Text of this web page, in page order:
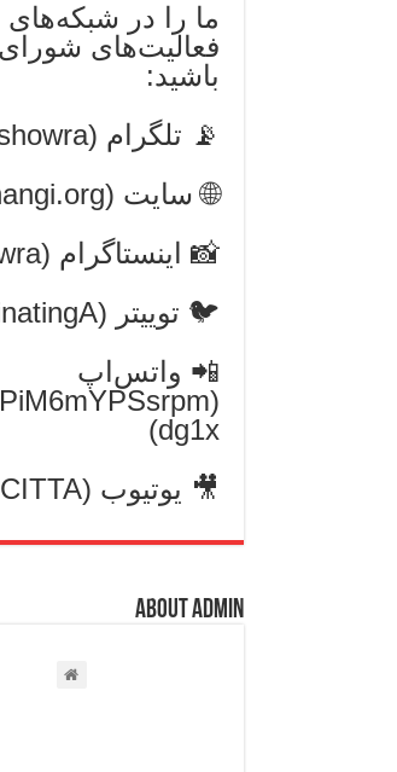
ما را در شبکه‌های
فعالیت‌های
باشید:
📡 تلگرام (http://t.me/kashowra)
🌐 سایت (http://hamahangi.org/)
📸 اینستاگرام (http://instagram.com/kashowra)
🐦 توییتر X (https://twitter.com/CoordinatingA)
📲 واتس‌اپ
dg1x)
🎥 یوتیوب (https://www.youtube.com/@CoordinatingCITTA)
About admin